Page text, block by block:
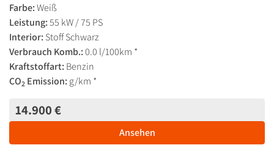
Farbe:Weiß
Leistung:55 kW / 75 PS
Interior: Stoff Schwarz
Verbrauch Komb.:0.0 l/100km *
Kraftstoffart: Benzin
CO2 Emission: g/km *
14.900 €
Ansehen